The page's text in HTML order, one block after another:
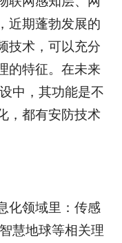
近期蓬勃发展的
技术，可以充分
的特征。在未来
中，其功能是不
，都有安防技术
领域里：传感
慧地球等相关理